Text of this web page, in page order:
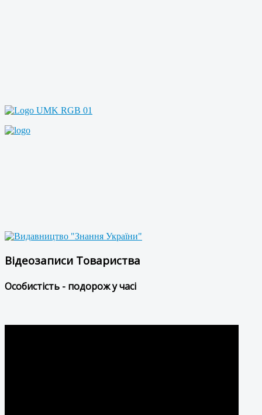
Відеозаписи Товариства
Особистість - подорож у часі